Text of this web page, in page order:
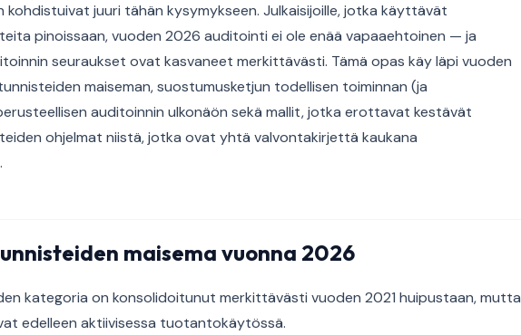
kohdistuivat juuri tähän kysymykseen. Julkaisijoille, jotka käyttävät
pinoissaan, vuoden 2026 auditointi ei ole enää vapaaehtoinen — ja
seuraukset ovat kasvaneet merkittävästi. Tämä opas käy läpi vuoden
maiseman, suostumusketjun todellisen toiminnan (ja
auditoinnin ulkonäön sekä mallit, jotka erottavat kestävät
ohjelmat niistä, jotka ovat yhtä valvontakirjettä kaukana
maisema vuonna 2026
kategoria on konsolidoitunut merkittävästi vuoden 2021 huipustaan, mutta
edelleen aktiivisessa tuotantokäytössä.